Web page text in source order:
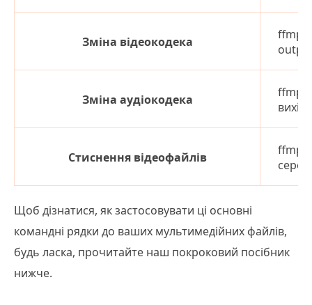
Зміна відеокодека
Зміна аудіокодека
Стиснення відеофайлів
Щоб дізнатися, як застосовувати ці основні
командні рядки до ваших мультимедійних файлів,
будь ласка, прочитайте наш покроковий посібник
нижче.